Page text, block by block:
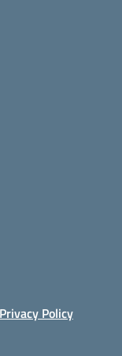
Privacy Policy